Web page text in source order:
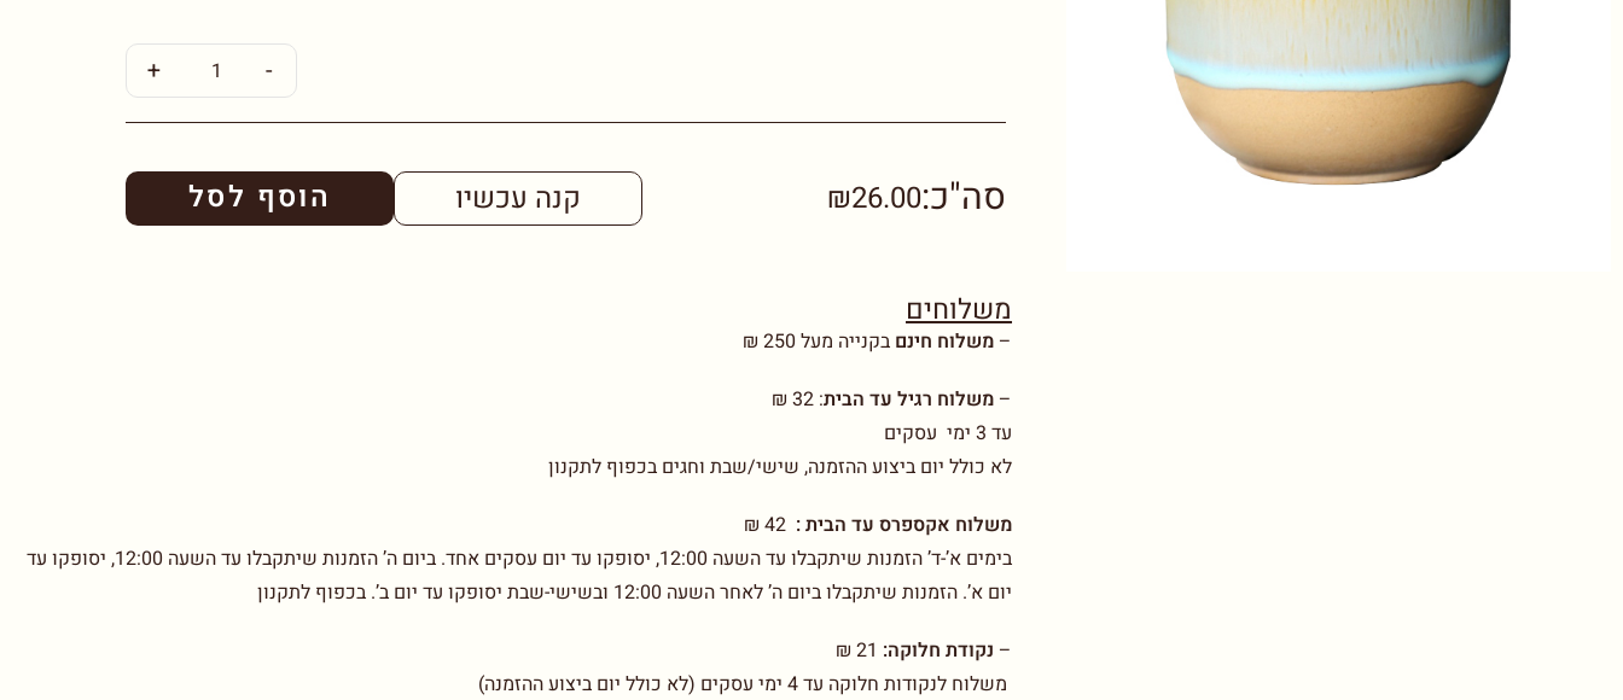
-
+
קנה עכשיו הוסף לסל סה"כ:₪26.00
משלוחים
– משלוח חינם בקנייה מעל 250 ₪
– משלוח רגיל עד הבית:
32 ₪
עד 3 ימי עסקים
לא כולל יום ביצוע ההזמנה, שישי/שבת וחגים בכפוף לתקנון
משלוח אקספרס עד הבית : 42 ₪
בימים א’-ד’ הזמנות שיתקבלו עד השעה 12:00, יסופקו עד יום עסקים אחד. ביום ה’ הזמנות שיתקבלו עד השעה 12:00, יסופקו עד
יום א’. הזמנות שיתקבלו ביום ה’ לאחר השעה 12:00 ובשישי-שבת יסופקו עד יום ב’. בכפוף לתקנון
– נקודת חלוקה: 21 ₪
משלוח לנקודות חלוקה עד 4 ימי עסקים (לא כולל יום ביצוע ההזמנה)